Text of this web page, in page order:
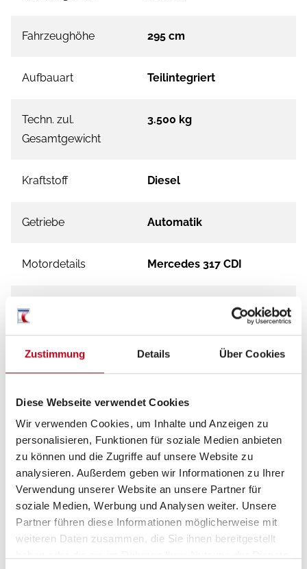
Zustimmung Details Über Cookies
Diese Webseite verwendet Cookies
Wir verwenden Cookies, um Inhalte und Anzeigen zu
personalisieren, Funktionen für soziale Medien anbieten
zu können und die Zugriffe auf unsere Website zu
analysieren. Außerdem geben wir Informationen zu Ihrer
Verwendung unserer Website an unsere Partner für
soziale Medien, Werbung und Analysen weiter. Unsere
Partner führen diese Informationen möglicherweise mit
weiteren Daten zusammen, die Sie ihnen bereitgestellt
Fahrzeughöhe 295 cm
Aufbauart Teilintegriert
Techn. zul.
Gesamtgewicht
3.500 kg
Kraftstoff Diesel
Getriebe Automatik
Motordetails Mercedes 317 CDI
Führerscheinklasse
Anzahl der Achsen 2
Ausstattung
Heizung / Klima